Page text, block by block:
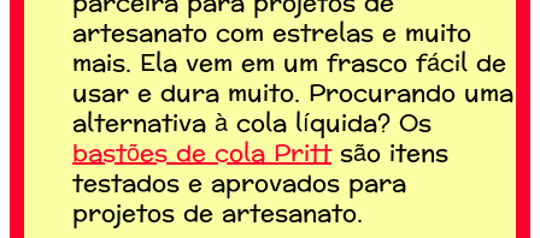
artesanato com estrelas e muito
mais. Ela vem em um frasco fácil de
usar e dura muito. Procurando uma
alternativa à cola líquida? Os
bastões de cola Prittsão itens
testados e aprovados para
projetos de artesanato.